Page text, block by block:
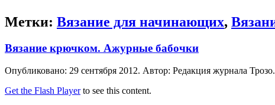
Метки: Вязание для начинающих,
Вязание крючком. Ажурные бабочки
Опубликовано: 29 сентября 2012. Автор: Редакция журнала
Get the Flash Playerto see this content.